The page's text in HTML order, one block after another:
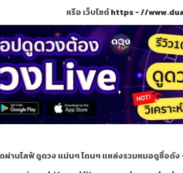
หรือ เว็บไซต์https - //
ผ่านไลฟ์ ดูดวง แม่นๆ โดนๆ แหล่งรวมหมอดูชื่อดัง